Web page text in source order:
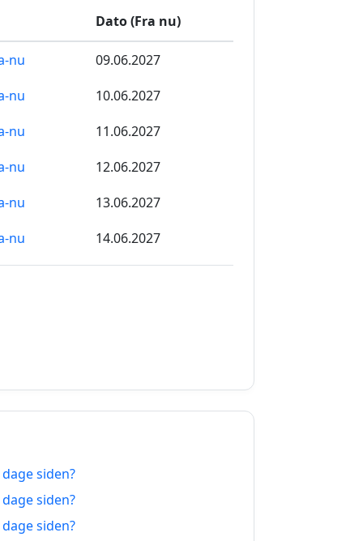
Dato (Fra nu)
nu
09.06.2027
nu
10.06.2027
nu
11.06.2027
nu
12.06.2027
nu
13.06.2027
nu
14.06.2027
nu
19.06.2027
nu
nu
siden?
siden?
siden?